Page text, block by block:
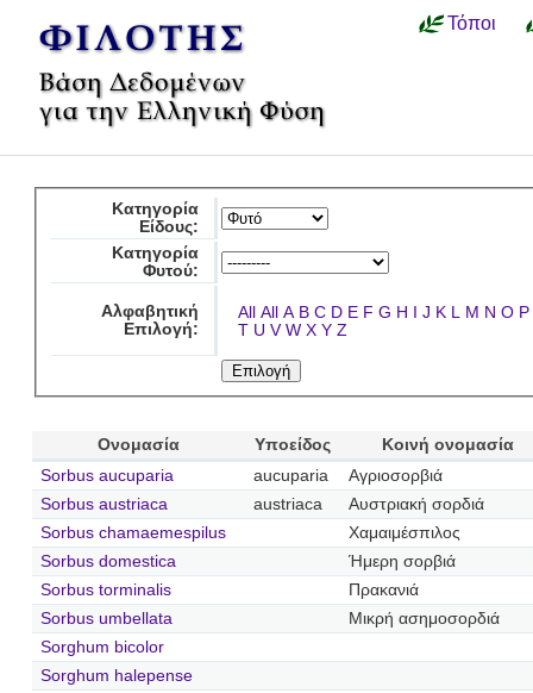
Τόποι
Κατηγορία
Είδους:
Κατηγορία
Φυτού:
Αλφαβητική
Επιλογή:
All All A B C D E F G H I J K L M N O P
T U V W X Y Z
Ονομασία Υποείδος
Κοινή ονομασία
Sorbus aucuparia
aucuparia
Αγριοσορβιά
Sorbus austriaca
austriaca
Αυστριακή σορδιά
Sorbus chamaemespilus
Χαμαιμέσπιλος
Sorbus domestica
Ήμερη σορβιά
Sorbus torminalis
Πρακανιά
Sorbus umbellata
Μικρή ασημοσορδιά
Sorghum bicolor
Sorghum halepense